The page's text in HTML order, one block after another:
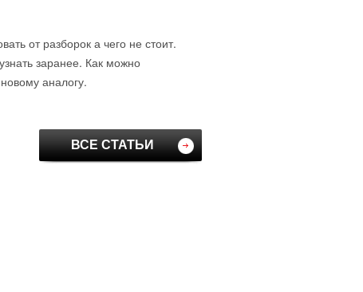
от разборок а чего не стоит.
заранее. Как можно
аналогу.
ВСЕ СТАТЬИ